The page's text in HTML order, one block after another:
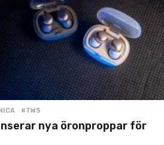
,#TWS
nya öronproppar för